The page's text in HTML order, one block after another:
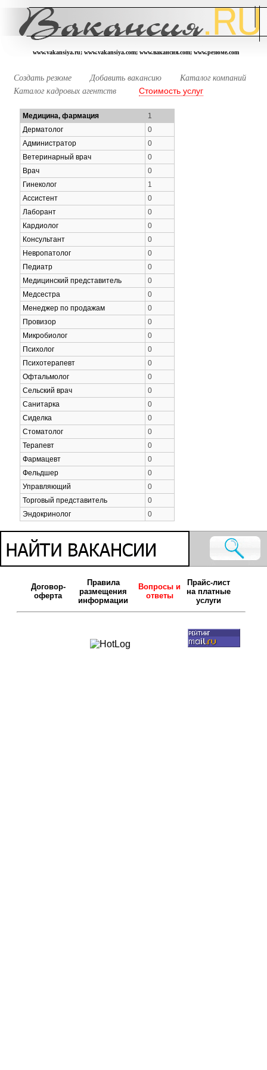
www.vakansiya.ru; www.vakansiya.com; www.вакансия.com; www.резюме.com
Создать резюме Добавить вакансию
Каталог компаний
Каталог кадровых агентств
Стоимость услуг
Медицина, фармация
1
Дерматолог
0
Администратор
0
Ветеринарный врач
0
Врач
0
Гинеколог
1
Ассистент
0
Лаборант
0
Кардиолог
0
Консультант
0
Невропатолог
0
Педиатр
0
Медицинский представитель
0
Медсестра
0
Менеджер по продажам
0
Провизор
0
Микробиолог
0
Психолог
0
Психотерапевт
0
Офтальмолог
0
Сельский врач
0
Санитарка
0
Сиделка
0
Стоматолог
0
Терапевт
0
Фармацевт
0
Фельдшер
0
Управляющий
0
Торговый представитель
0
Эндокринолог
0
Договор-
оферта
Правила
размещения
информации
Вопросы и
ответы
Прайс-лист
на платные
услуги